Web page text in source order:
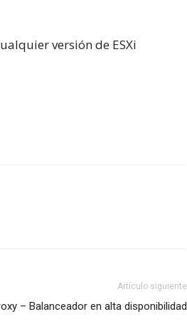
versión de ESXi
Artículo siguiente
– Balanceador en alta disponibilidad